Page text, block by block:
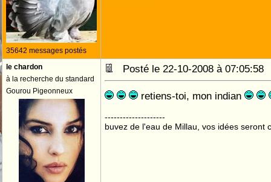
35642 messages postés
le chardon
à la recherche du standard
Gourou Pigeonneux
Posté le 22-10-2008 à
retiens-toi, mon indian
--------------------
buvez de l'eau de Millau, vos idées seront